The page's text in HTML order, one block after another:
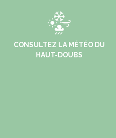
CONSULTEZ LA MÉTÉO DU
HAUT-DOUBS